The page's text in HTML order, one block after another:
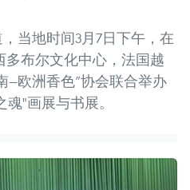
当地时间3月7日下午，在
多布尔文化中心，法国越
—欧洲香色”协会联合举办
"画展与书展。